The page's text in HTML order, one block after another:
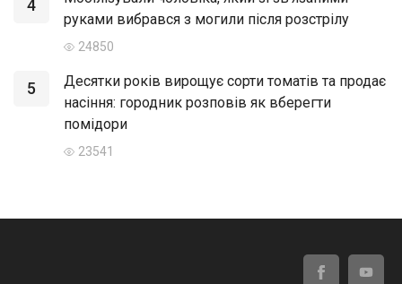
4
руками вибрався з могили після розстрілу
24850
5
Десятки років вирощує сорти томатів та продає
насіння: городник розповів як вберегти
помідори
23541